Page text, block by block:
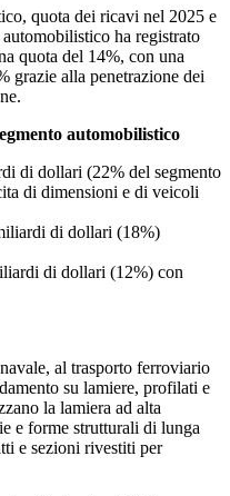
quota dei ricavi nel 2025 e
ha registrato
quota del 14%, con una
grazie alla penetrazione dei
automobilistico
di dollari (22% del segmento
di dimensioni e di veicoli
di dollari (18%)
di dollari (12%) con
al trasporto ferroviario
su lamiere, profilati e
la lamiera ad alta
e forme strutturali di lunga
e sezioni rivestiti per